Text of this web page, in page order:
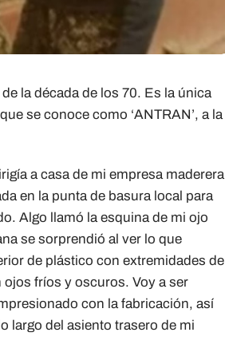
la década de los 70. Es la única
se conoce como ‘ANTRAN’, a la
a casa de mi empresa maderera
en la punta de basura local para
Algo llamó la esquina de mi ojo
se sorprendió al ver lo que
de plástico con extremidades de
fríos y oscuros. Voy a ser
con la fabricación, así
largo del asiento trasero de mi